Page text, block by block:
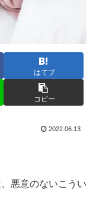
はてブ
コピー
2022.06.13
悪意のないこうい